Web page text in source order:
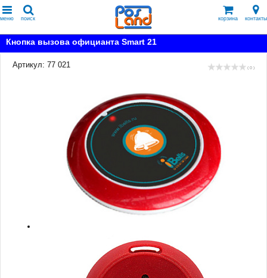
меню поиск корзина контакты
Кнопка вызова официанта Smart 21
Артикул: 77 021 ( 0 )